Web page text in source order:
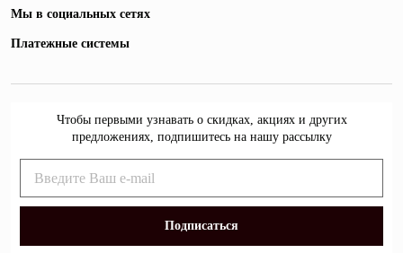
Мы в социальных сетях
Платежные системы
Чтобы первыми узнавать о скидках, акциях и других
предложениях, подпишитесь на нашу рассылку